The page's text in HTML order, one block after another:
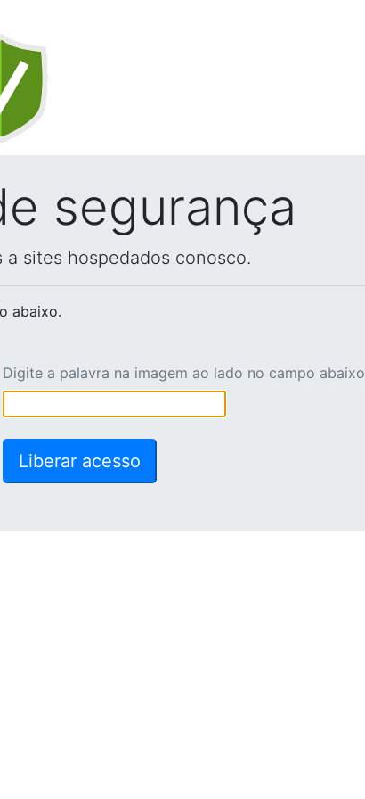
segurança
sites hospedados conosco.
abaixo.
Digite a palavra na imagem ao lado no campo abaixo